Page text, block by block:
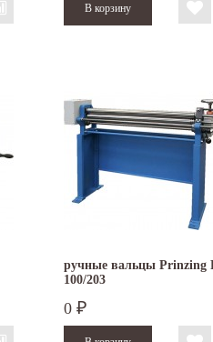
ручные вальцы Prinzing
100/203
0 ₽